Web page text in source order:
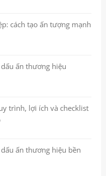
cách tạo ấn tượng mạnh
ấn thương hiệu
trình, lợi ích và checklist
ấn thương hiệu bền